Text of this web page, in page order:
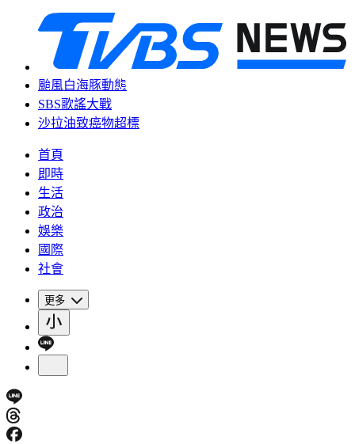
颱風白海豚動態
SBS歌謠大戰
沙拉油致癌物超標
首頁
即時
生活
政治
娛樂
國際
社會
更多